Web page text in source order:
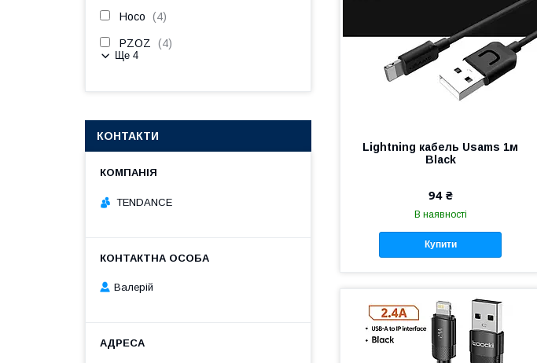
Lightning кабель Usams 1м
Black
94 ₴
В наявності
Купити
Hoco 4
PZOZ 4
Ще 4
КОНТАКТИ
TENDANCE
Валерій